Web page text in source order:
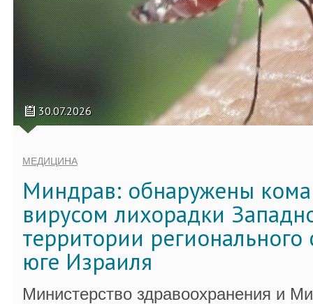
30.07.2026
МЕДИЦИНА
Миндрав: обнаружены
вирусом лихорадки
территории регионального
юге Израиля
Министерство здравоохранения и